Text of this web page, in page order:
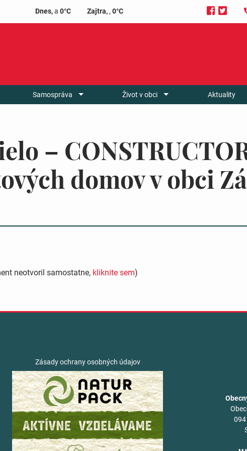
Dnes, a 0°C Zajtra,, 0°C
Samospráva Život v obci Aktuality
–
domov v obci
neotvoril samostatne, kliknite sem)
Zásady ochrany osobných údajov